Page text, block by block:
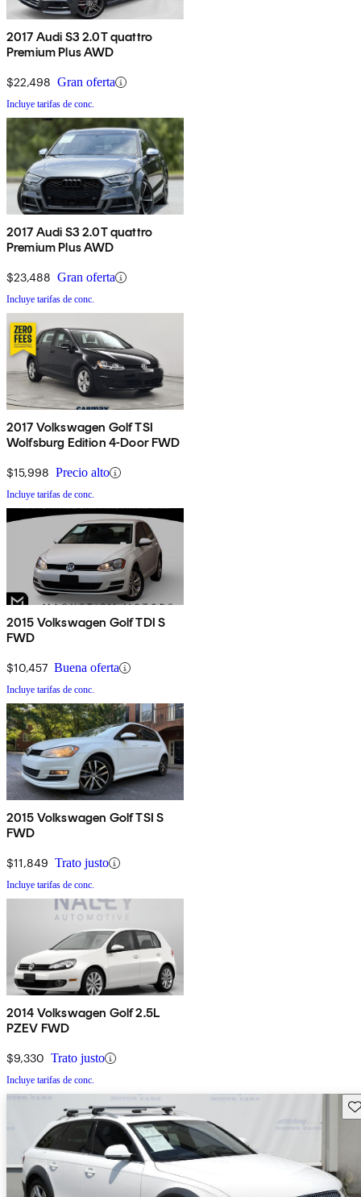
2017 Audi S3 2.0T quattro
Premium Plus AWD
$22,498 Gran oferta
Incluye tarifas de conc.
2017 Audi S3 2.0T quattro
Premium Plus AWD
$23,488 Gran oferta
Incluye tarifas de conc.
2017 Volkswagen Golf TSI
Wolfsburg Edition 4-Door FWD
$15,998 Precio alto
Incluye tarifas de conc.
2015 Volkswagen Golf TDI S
FWD
$10,457 Buena oferta
Incluye tarifas de conc.
2015 Volkswagen Golf TSI S
FWD
$11,849 Trato justo
Incluye tarifas de conc.
2014 Volkswagen Golf 2.5L
PZEV FWD
$9,330 Trato justo
Incluye tarifas de conc.